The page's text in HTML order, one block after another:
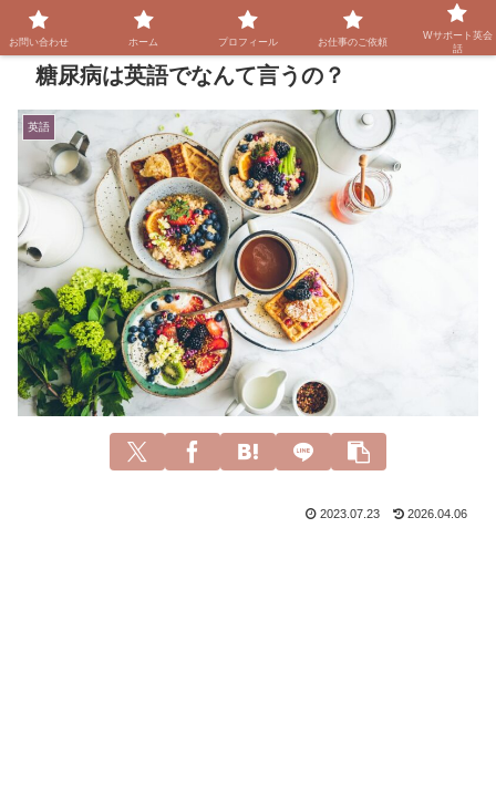
糖尿病は英語でなんて言うの？
英語
2023.07.23 2026.04.06
お問い合わせ ホーム プロフィール お仕事のご依頼
Wサポート英会
話